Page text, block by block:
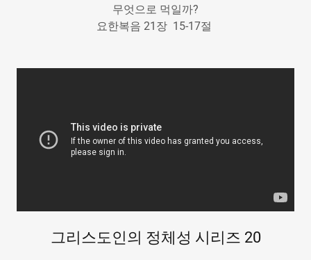
무엇으로 먹일까?
요한복음 21장 15-17절
그리스도인의 정체성 시리즈 20